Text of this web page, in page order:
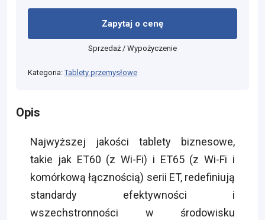
Zapytaj o cenę
Sprzedaż / Wypożyczenie
Kategoria:Tablety przemysłowe
Opis
Najwyższej jakości tablety biznesowe,
takie jak ET60 (z Wi-Fi) i ET65 (z Wi-Fi i
komórkową łącznością) serii ET, redefiniują
standardy efektywności i
wszechstronności w środowisku